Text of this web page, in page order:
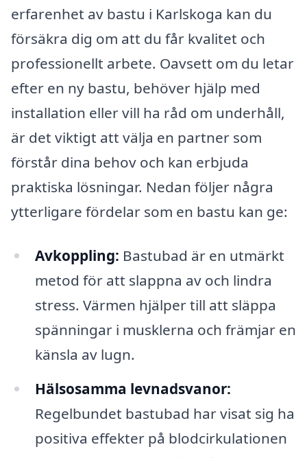
erfarenhet av bastu i Karlskoga kan du
försäkra dig om att du får kvalitet och
professionellt arbete. Oavsett om du letar
efter en ny bastu, behöver hjälp med
installation eller vill ha råd om underhåll,
är det viktigt att välja en partner som
förstår dina behov och kan erbjuda
praktiska lösningar. Nedan följer några
ytterligare fördelar som en bastu kan ge:
Avkoppling: Bastubad är en utmärkt
metod för att slappna av och lindra
stress. Värmen hjälper till att släppa
spänningar i musklerna och främjar en
känsla av lugn.
Hälsosamma levnadsvanor:
Regelbundet bastubad har visat sig ha
positiva effekter på blodcirkulationen